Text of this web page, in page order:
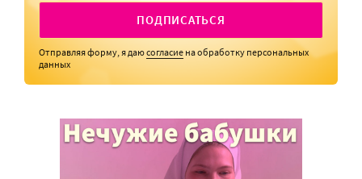
ПОДПИСАТЬСЯ
Отправляя форму, я даюсогласие на обработку персональных
данных